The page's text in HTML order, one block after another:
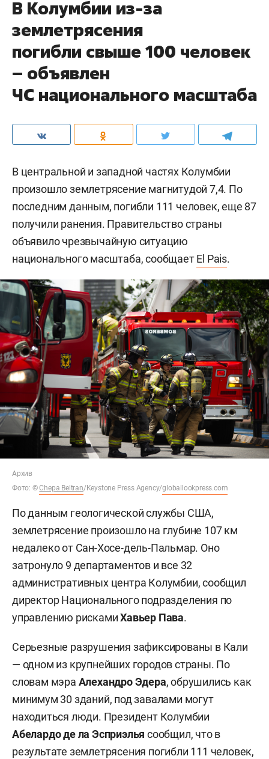
В Колумбии из-за
землетрясения
погибли свыше 100 человек
– объявлен
ЧС национального масштаба
В центральной и западной частях Колумбии
произошло землетрясение магнитудой 7,4. По
последним данным, погибли 111 человек, еще 87
получили ранения. Правительство страны
объявило чрезвычайную ситуацию
национального масштаба, сообщаетEl Pais.
Архив
Фото: ©Chepa Beltran/Keystone Press Agency/globallookpress.com
По данным геологической службы США,
землетрясение произошло на глубине 107 км
недалеко от Сан-Хосе-дель-Пальмар. Оно
затронуло 9 департаментов и все 32
административных центра Колумбии, сообщил
директор Национального подразделения по
управлению рискамиХавьер Пава.
Серьезные разрушения зафиксированы в Кали
— одном из крупнейших городов страны. По
словам мэра Алехандро Эдера, обрушились как
минимум 30 зданий, под завалами могут
находиться люди. Президент Колумбии
Абелардо де ла Эсприэлья сообщил, что в
результате землетрясения погибли 111 человек,